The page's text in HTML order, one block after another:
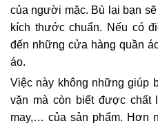
của người mặc. Bù lại bạn
kích thước chuẩn. Nếu có
đến những cửa hàng quần
áo.
Việc này không những giúp
vặn mà còn biết được chất
may,… của sản phẩm. Hơn